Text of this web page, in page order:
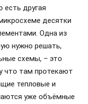
есть другая
десятки
Одна из
нужно решать,
схемы, – это
что там протекают
тепловые и
уже объёмные